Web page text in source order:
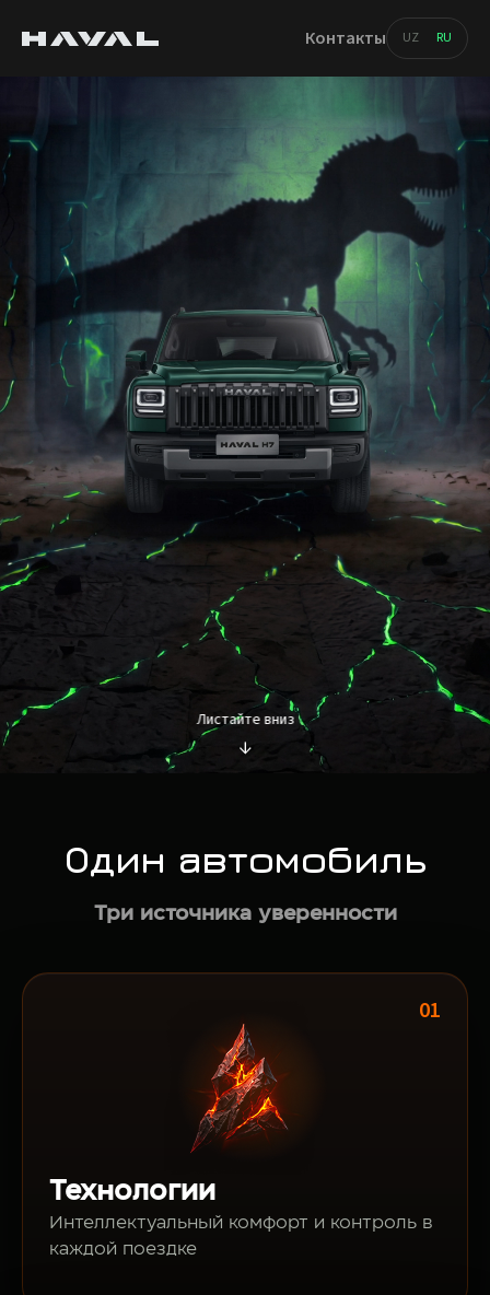
UZ RU
Контакты
Новая энергия для
бездорожья
уже близко
Смотреть тизер
Листайте вниз
↓
Один автомобиль
Три источника уверенности
01
Технологии
Интеллектуальный комфорт и контроль в
каждой поездке